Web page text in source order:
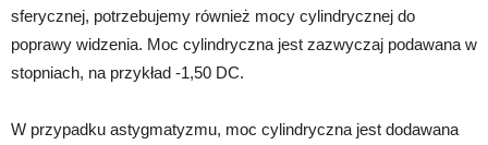
sferycznej, potrzebujemy również mocy cylindrycznej do
poprawy widzenia. Moc cylindryczna jest zazwyczaj podawana w
stopniach, na przykład -1,50 DC.
W przypadku astygmatyzmu, moc cylindryczna jest dodawana